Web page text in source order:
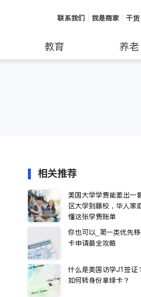
联系我们 我是商家 干货
教育 养老
相关推荐
美国大学学费能差出一
区大学到藤校，华人家
懂这张学费账单
你也可以_第一类优先
卡申请最全攻略
什么是美国访学J1签证
如何转身份拿绿卡？